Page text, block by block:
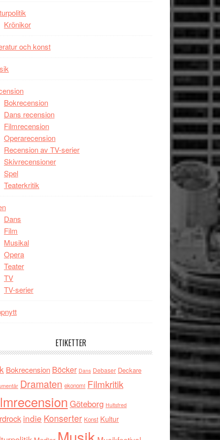
Krönikor
och konst
Bokrecension
Dans recension
Filmrecension
Operarecension
Recension av TV-serier
Skivrecensioner
Spel
Teaterkritik
Dans
Film
Musikal
Opera
Teater
TV
TV-serier
ETIKETTER
Bokrecension Böcker Dans Debaser Deckare
Dramaten ekonomi Filmkritik
Göteborg Hultsfred
indie Konserter Konst Kultur